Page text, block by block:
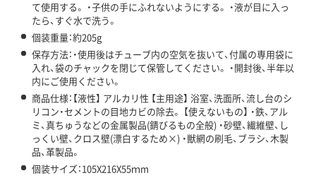
て使用する。 ・子供の手にふれないようにする。 ・液が目に入っ
たら、すぐ水で洗う。
個装重量：約205g
保存方法：・使用後はチューブ内の空気を抜いて、付属の専用袋に
入れ、袋のチャックを閉じて保管してください。 ・開封後、半年以
内にご使用ください。
商品仕様：【液性】 アルカリ性 【主用途】 浴室、洗面所、流し台のシ
リコン・セメントの目地カビの除去。 【使えないもの】 ・鉄、アル
ミ、真ちゅうなどの金属製品(錆びるもの全般) ・砂壁、繊維壁、し
っくい壁、クロス壁(漂白するため×) ・獣網の刷毛、ブラシ、木製
品、革製品。
個装サイズ：105X216X55ｍm